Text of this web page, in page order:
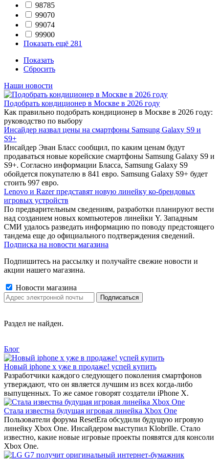
98785
99070
99074
99900
Показать ещё 281
Показать
Сбросить
Наши новости
Подобрать кондиционер в Москве в 2026 году
Как правильно подобрать кондиционер в Москве в 2026 году:
руководство по выбору
Инсайдер назвал цены на смартфоны Samsung Galaxy S9 и
S9+
Инсайдер Эван Бласс сообщил, по каким ценам будут
продаваться новые корейские смартфоны Samsung Galaxy S9 и
S9+. Согласно информации Бласса, Samsung Galaxy S9
обойдется покупателю в 841 евро. Samsung Galaxy S9+ будет
стоить 997 евро.
Lenovo и Razer представят новую линейку ко-брендовых
игровых устройств
По предварительным сведениям, разработки планируют вести
над созданием новых компьютеров линейки Y. Западным
СМИ удалось разведать информацию по поводу предстоящего
тандема еще до официального подтверждения сведений.
Подписка на новости магазина
Подпишитесь на рассылку и получайте свежие новости и
акции нашего магазина.
Новости магазина
Раздел не найден.
Блог
Новый iphone x уже в продаже! успей купить
Разработчики каждого следующего поколения смартфонов
утверждают, что он является лучшим из всех когда-либо
выпущенных. То же самое говорят создатели iPhone X.
Стала известна будущая игровая линейка Xbox One
Пользователи форума ResetEra обсудили будущую игровую
линейку Xbox One. Инсайдером выступил Klobrille. Стало
известно, какие новые игровые проекты появятся для консоли
Xbox One.